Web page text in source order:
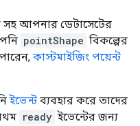
সহ আপনার ডেটাসেটের
pointShape বিকল্পের
কাস্টমাইজিং পয়েন্ট
ইভেন্ট ব্যবহার করে তাদের
ready ইভেন্টের জন্য